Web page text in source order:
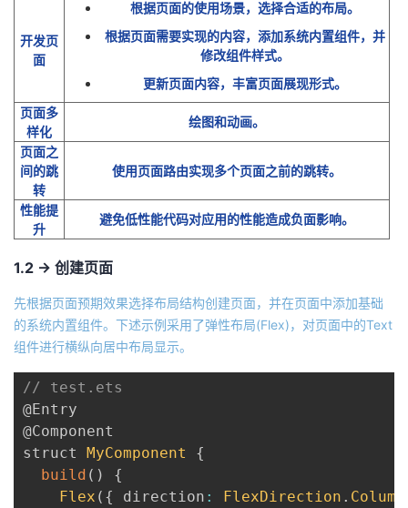
证
实
验
的
收
藏
持
建
议
开发页
面
根据页面的使用场景，选择合适的布局。
根据页面需要实现的内容，添加系统内置组件，并
修改组件样式。
更新页面内容，丰富页面展现形式。
页面多
样化
绘图和动画。
页面之
间的跳
转
使用页面路由实现多个页面之前的跳转。
性能提
升
避免低性能代码对应用的性能造成负面影响。
1.2 -> 创建页面
先根据页面预期效果选择布局结构创建页面，并在页面中添加基础
的系统内置组件。下述示例采用了弹性布局(Flex)，对页面中的Text
组件进行横纵向居中布局显示。
// test.ets
@Entry
@Component
struct MyComponent
{
build ( )
{
Flex ( { direction : FlexDirection . Column